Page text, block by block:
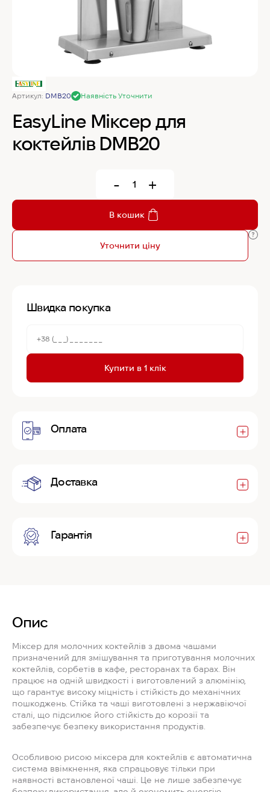
MyChef Пароконвекційна піч Cook Master 6
IRINOX Холодильна шафа N*ICE
Samaref Холодильна шафа PF 600 TN
Rational Пароконвекційна піч газова iCombi
Pro 6-1/1
Артикул: DMB20 Наявність Уточнити
EasyLine Міксер для
коктейлів DMB20
- +
В кошик
Уточнити ціну
Швидка покупка
Купити в 1 клік
Оплата
Доставка
Гарантія
Опис
Міксер для молочних коктейлів з двома чашами
призначений для змішування та приготування молочних
коктейлів, сорбетів в кафе, ресторанах та барах. Він
працює на одній швидкості і виготовлений з алюмінію,
що гарантує високу міцність і стійкість до механічних
пошкоджень. Стійка та чаші виготовлені з нержавіючої
сталі, що підсилює його стійкість до корозії та
забезпечує безпеку використання продуктів.
Особливою рисою міксера для коктейлів є автоматична
система ввімкнення, яка спрацьовує тільки при
наявності встановленої чаші. Це не лише забезпечує